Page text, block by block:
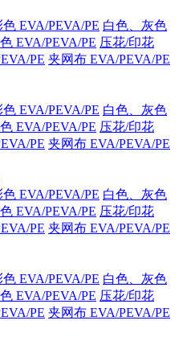
EVA/PEVA/PE 白色、灰色
EVA/PEVA/PE 压花/印花
PE 夹网布 EVA/PEVA/PE
EVA/PEVA/PE 白色、灰色
EVA/PEVA/PE 压花/印花
PE 夹网布 EVA/PEVA/PE
EVA/PEVA/PE 白色、灰色
EVA/PEVA/PE 压花/印花
PE 夹网布 EVA/PEVA/PE
EVA/PEVA/PE 白色、灰色
EVA/PEVA/PE 压花/印花
PE 夹网布 EVA/PEVA/PE